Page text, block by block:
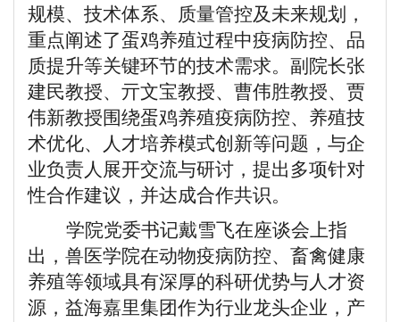
规模、技术体系、质量管控及未来规划，
重点阐述了蛋鸡养殖过程中疫病防控、品
质提升等关键环节的技术需求。副院长张
建民教授、亓文宝教授、曹伟胜教授、贾
伟新教授围绕蛋鸡养殖疫病防控、养殖技
术优化、人才培养模式创新等问题，与企
业负责人展开交流与研讨，提出多项针对
性合作建议，并达成合作共识。
学院党委书记戴雪飞在座谈会上指
出，兽医学院在动物疫病防控、畜禽健康
养殖等领域具有深厚的科研优势与人才资
源，益海嘉里集团作为行业龙头企业，产